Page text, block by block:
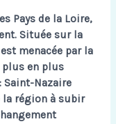
Pays de la Loire,
Située sur la
menacée par la
plus en plus
Saint-Nazaire
région à subir